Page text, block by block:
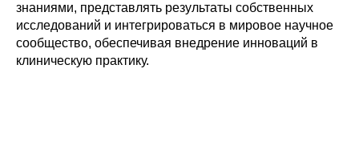
знаниями, представлять результаты собственных
исследований и интегрироваться в мировое научное
сообщество, обеспечивая внедрение инноваций в
клиническую практику.